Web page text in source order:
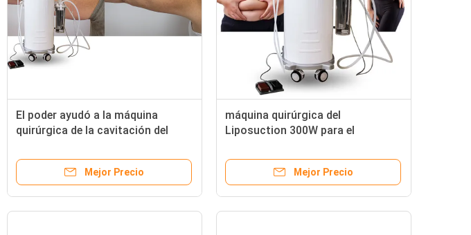
El poder ayudó a la máquina
quirúrgica de la cavitación del
muslos/los brazos/el tratamiento
Mejor Precio
máquina quirúrgica del
Liposuction 300W para el
inferior
Mejor Precio